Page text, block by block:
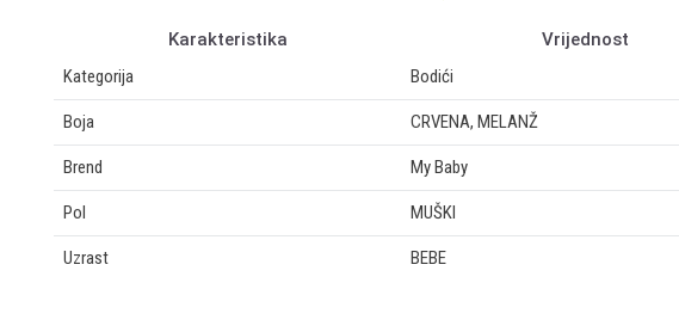
Karakteristika
Vrijednost
Kategorija
Bodići
Boja CRVENA, MELANŽ
Brend My Baby
Pol MUŠKI
Uzrast BEBE